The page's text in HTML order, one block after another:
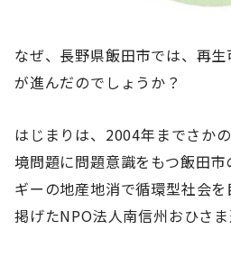
なぜ、長野県飯田市では、再
が進んだのでしょうか？
はじまりは、2004年までさか
境問題に問題意識をもつ飯田
ギーの地産地消で循環型社会
掲げたNPO法人南信州おひさま